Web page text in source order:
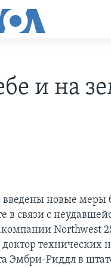
и на
новые меры
в связи с
Northwest
технических
Эмбри-Риддл в